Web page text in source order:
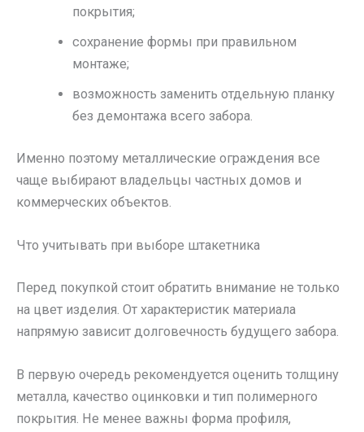
покрытия;
сохранение формы при правильном
монтаже;
возможность заменить отдельную планку
без демонтажа всего забора.
Именно поэтому металлические ограждения все
чаще выбирают владельцы частных домов и
коммерческих объектов.
Что учитывать при выборе штакетника
Перед покупкой стоит обратить внимание не только
на цвет изделия. От характеристик материала
напрямую зависит долговечность будущего забора.
В первую очередь рекомендуется оценить толщину
металла, качество оцинковки и тип полимерного
покрытия. Не менее важны форма профиля,